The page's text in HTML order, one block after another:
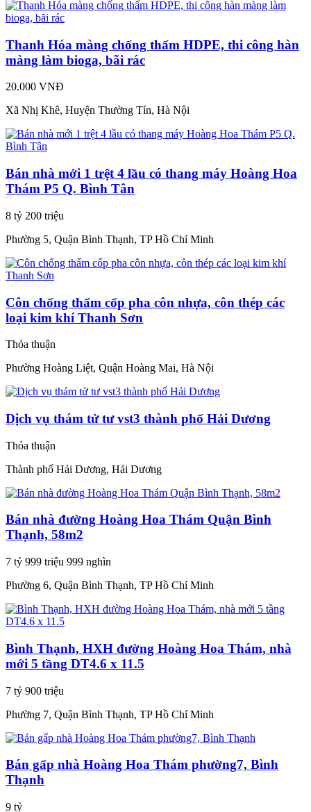
Thanh Hóa màng chống thấm HDPE, thi công hàn
màng làm bioga, bãi rác
20.000 VNĐ
Xã Nhị Khê, Huyện Thường Tín, Hà Nội
Bán nhà mới 1 trệt 4 lầu có thang máy Hoàng Hoa
Thám P5 Q. Bình Tân
8 tỷ 200 triệu
Phường 5, Quận Bình Thạnh, TP Hồ Chí Minh
Côn chống thấm cốp pha côn nhựa, côn thép các
loại kim khí Thanh Sơn
Thỏa thuận
Phường Hoàng Liệt, Quận Hoàng Mai, Hà Nội
Dịch vụ thám tử tư vst3 thành phố Hải Dương
Thỏa thuận
Thành phố Hải Dương, Hải Dương
Bán nhà đường Hoàng Hoa Thám Quận Bình
Thạnh, 58m2
7 tỷ 999 triệu 999 nghìn
Phường 6, Quận Bình Thạnh, TP Hồ Chí Minh
Bình Thạnh, HXH đường Hoàng Hoa Thám, nhà
mới 5 tầng DT4.6 x 11.5
7 tỷ 900 triệu
Phường 7, Quận Bình Thạnh, TP Hồ Chí Minh
Bán gấp nhà Hoàng Hoa Thám phường7, Bình
Thạnh
9 tỷ